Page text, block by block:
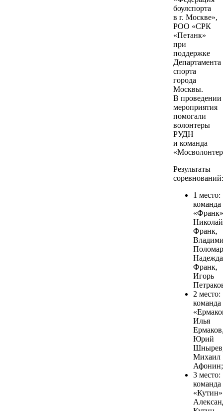
боулспорта
в г. Москве»,
РОО «СРК
«Петанк»
при
поддержке
Департамента
спорта
города
Москвы.
В проведении
мероприятия
помогали
волонтеры
РУДН
и команда
Результаты
соревнований:
1 место:
команда
Николай
Франк,
Надежда
Франк,
Игорь
2 место:
команда
Илья
Юрий
Михаил
Афонин;
3 место:
команда